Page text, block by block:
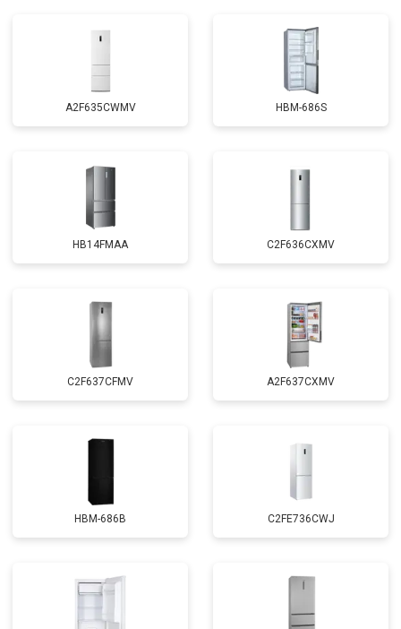
A2F635CWMV HBM-686S
HB14FMAA C2F636CXMV
C2F637CFMV A2F637CXMV
HBM-686B C2FE736CWJ